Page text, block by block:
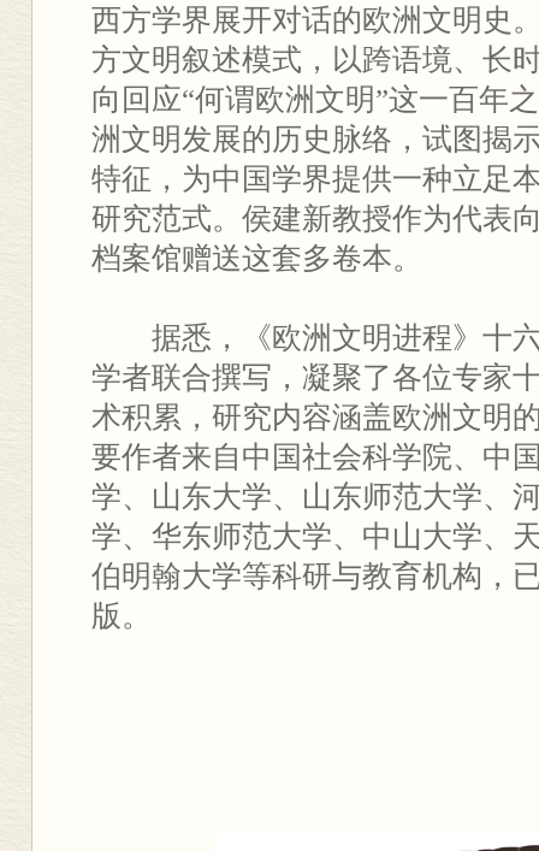
西方学界展开对话的欧洲文明史
方文明叙述模式，以跨语境、长
向回应“何谓欧洲文明”这一百年
洲文明发展的历史脉络，试图揭
特征，为中国学界提供一种立足
研究范式。侯建新教授作为代表
档案馆赠送这套多卷本。
据悉，《欧洲文明进程》十
学者联合撰写，凝聚了各位专家
术积累，研究内容涵盖欧洲文明
要作者来自中国社会科学院、中
学、山东大学、山东师范大学、
学、华东师范大学、中山大学、
伯明翰大学等科研与教育机构，
版。